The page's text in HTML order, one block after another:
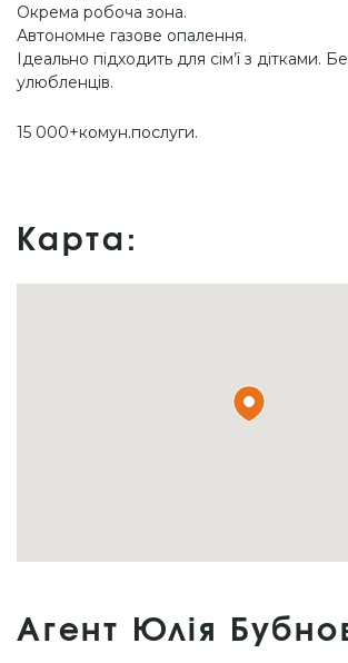
Окрема робоча зона.
Автономне газове опалення.
Ідеально підходить для сім’ї з дітками.
улюбленців.
15 000+комун.послуги.
Карта:
Агент Юлія